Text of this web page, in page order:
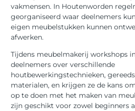
vakmensen. In Houtenworden
georganiseerd waar deelnemers
eigen meubelstukken kunnen
afwerken.
Tijdens meubelmakerij workshops
deelnemers over verschillende
houtbewerkingstechnieken,
materialen, en krijgen ze de kans
op te doen met het maken van
zijn geschikt voor zowel beginners